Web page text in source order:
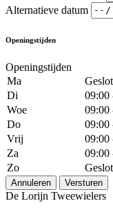
Alternatieve datum
Openingstijden
Openingstijden
Ma
Di
09:00
Woe
09:00
Do
09:00
Vrij
09:00
Za
09:00
Zo
Annuleren Versturen
De Lorijn Tweewielers